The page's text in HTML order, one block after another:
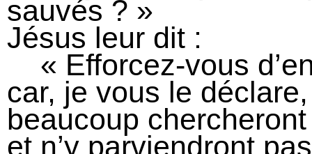
sauvés ? »
Jésus leur dit :
« Efforcez-vous
car, je vous le déclare,
beaucoup
et n’y parviendront